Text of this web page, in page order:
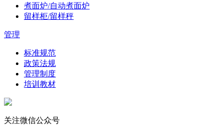
煮面炉/自动煮面炉
留样柜/留样秤
管理
标准规范
政策法规
管理制度
培训教材
关注微信公众号